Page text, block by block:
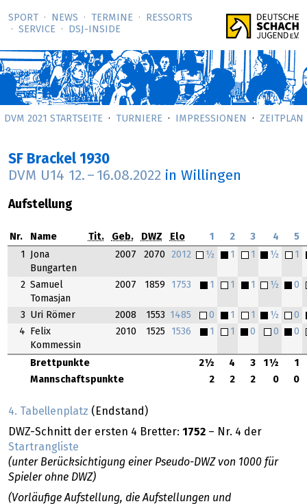
SPORT NEWS TERMINE
RESSORTS
SERVICE
DSJ-­INSIDE
DVM 2021 STARTSEITE TURNIERE IMPRESSIONEN ZEITPLAN
SF Brackel 1930
DVM U14 12. – 16.08.2022 in Willingen
Aufstellung
Nr. Name Tit. Geb. DWZ Elo 1 2 3 4 5
Brettpunkte 2½ 4 3 1½
1
Mannschaftspunkte
2 2 2 0 0
1
Jona
Bungarten
2007 2070 2012 ½ 1 1 ½ 1
2 Samuel
Tomasjan
2007 1859 1753 1 1 1 ½ 0
3 Uri Römer 2008 1553 1485 0 1 1 ½
0
4
Felix
Kommessin
2010 1525 1536 1 1 0 0 0
4. Tabellenplatz (Endstand)
DWZ-Schnitt der ersten 4 Bretter: 1752 – Nr. 4 der
Startrangliste
(unter Berücksichtigung einer Pseudo-DWZ von 1000 für
Spieler ohne DWZ)
(Vorläufige Aufstellung, die Aufstellungen und